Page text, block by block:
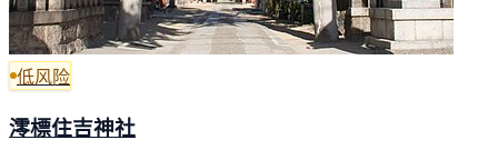
低风险
澪標住吉神社